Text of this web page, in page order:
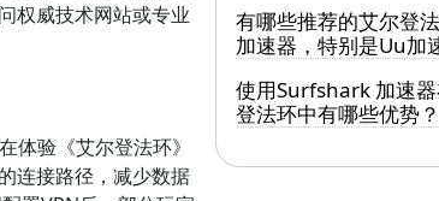
权威技术网站或专业
体验《艾尔登法环》
连接路径，减少数据
有哪些推荐的艾尔登
加速器，特别是Uu加
使用Surfshark 加速
登法环中有哪些优势？